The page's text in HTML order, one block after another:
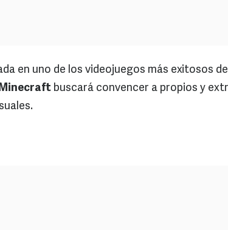
uno de los videojuegos más exitosos de
buscará convencer a propios y